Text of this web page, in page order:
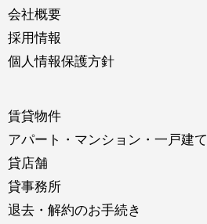
会社概要
採用情報
個人情報保護方針
賃貸物件
アパート・マンション・一戸建て
貸店舗
貸事務所
退去・解約のお手続き